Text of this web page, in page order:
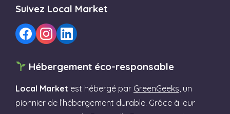
Suivez Local Market
Hébergement éco-responsable
Local Market est hébergé par GreenGeeks, un
pionnier de l’hébergement durable. Grâce à leur